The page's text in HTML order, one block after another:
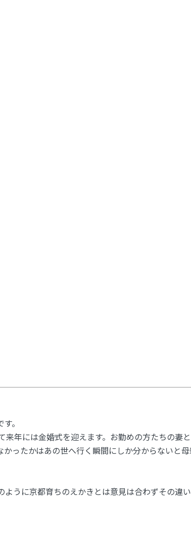
。
年には金婚式を迎えます。お勤めの方たちの妻
ったかはあの世へ行く瞬間にしか分からないと母
うに京都育ちのえかきとは意見は合わずその違